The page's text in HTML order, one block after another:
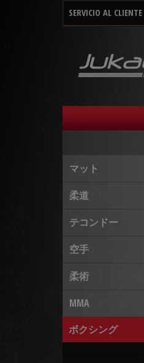
SERVICIO AL CLIENTE
マット
柔道
テコンドー
空手
柔術
MMA
ボクシング